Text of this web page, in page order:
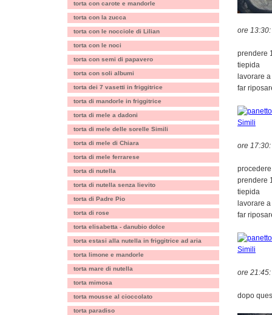
torta con carote e mandorle
torta con la zucca
torta con le nocciole di Lilian
torta con le noci
torta con semi di papavero
torta con soli albumi
torta dei 7 vasetti in friggitrice
torta di mandorle in friggitrice
torta di mele a dadoni
torta di mele delle sorelle Simili
torta di mele di Chiara
torta di mele ferrarese
torta di nutella
torta di nutella senza lievito
torta di Padre Pio
torta di rose
torta elisabetta - danubio dolce
torta estasi alla nutella in friggitrice ad aria
torta limone e mandorle
torta mare di nutella
torta mimosa
torta mousse al cioccolato
torta paradiso
ore 13:30:
prendere
tiepida
lavorare
far
ore 17:30:
prendere
tiepida
lavorare
far
ore 21:45:
dopo